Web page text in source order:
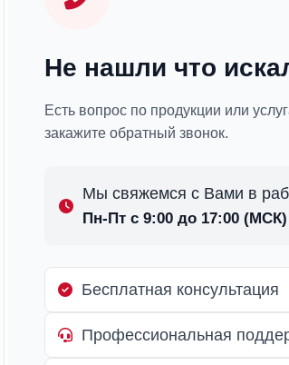
Не нашли что
Есть вопрос по продукции или
закажите обратный звонок.
Мы свяжемся с Вами в
Пн-Пт с 9:00 до 17:00 (МСК)
Бесплатная консультация
Профессиональная